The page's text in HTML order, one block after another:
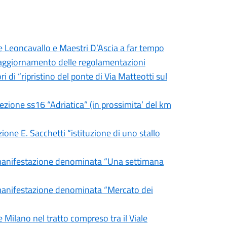
e Maestri D’Ascia a far tempo
delle regolamentazioni
di “ripristino del ponte di Via Matteotti sul
ss16 “Adriatica” (in prossimita’ del km
E. Sacchetti “istituzione di uno stallo
denominata “Una settimana
denominata “Mercato dei
Milano nel tratto compreso tra il Viale